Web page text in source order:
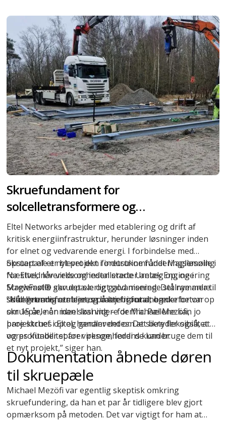
Skruefundament for
solcelletransformere og
battericontainere i Næstved
Eltel Networks arbejder med etablering og drift af
kritisk energiinfrastruktur, herunder løsninger inden
for elnet og vedvarende energi. I forbindelse med
opstart af et nyt projekt i industriområdet Maglemølle i
Næstved leverede og installerede Uretek Engineering
ScrewFast® skruepæleog galvaniserede stålrammer til
solcelletransformere og battericontainere.
Skruepæle er blevet den foretrukne funderingsløsning
for Eltel, når virksomheden starter anlæg op, og i
Maglemølle gav det særligt god mening. Det nye anlæg
skulle nemlig etableres på lejet grund, og derfor var
skruepæle en ideel løsning – for Michael Mezöfi,
projektchef i Eltel, handler det om at sikre fleksibilitet
og profitabilitet for virksomhedens kunder:
”Når grunden er lejet, er man fri for at banke beton op
om 15 år, når man skal videre derfra. Pælene kan jo
bare skrues op og genanvendes. Det betyder også, at
vores kunder sparer penge, fordi de kan bruge dem til
et nyt projekt,” siger han.
Dokumentation åbnede døren
til skruepæle
Michael Mezöfi var egentlig skeptisk omkring
skruefundering, da han et par år tidligere blev gjort
opmærksom på metoden. Det var vigtigt for ham at